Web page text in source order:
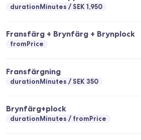
durationMinutes SEK 1,950
Fransfärg + Brynfärg + Brynplock
fromPrice
Fransfärgning
durationMinutes SEK 350
Brynfärg+plock
durationMinutes fromPrice